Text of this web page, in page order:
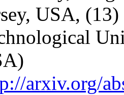
USA, (13)
arxiv.org/